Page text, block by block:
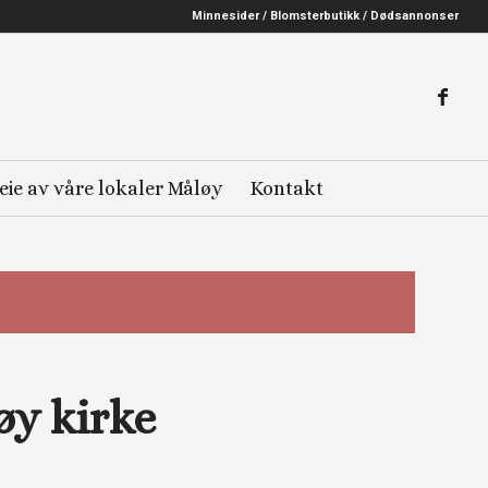
Minnesider / Blomsterbutikk / Dødsannonser
av våre lokaler Måløy Kontakt
kirke